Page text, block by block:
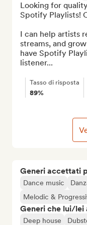
Generi accettati
Dance music
Melodic &
Generi che lui/lei
Deep house
Looking for
Spotify Playlists!
I can help artists
streams, and
have Spotify
listener...
Tasso di risposta
89%